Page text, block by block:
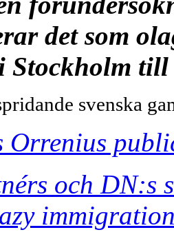
det som
Stockholm
svenska
Orrenius
och DN:s